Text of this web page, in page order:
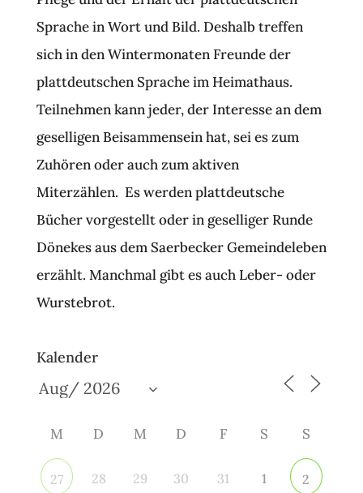
Sprache in Wort und Bild. Deshalb treffen
sich in den Wintermonaten Freunde der
plattdeutschen Sprache im Heimathaus.
Teilnehmen kann jeder, der Interesse an dem
geselligen Beisammensein hat, sei es zum
Zuhören oder auch zum aktiven
Miterzählen. Es werden plattdeutsche
Bücher vorgestellt oder in geselliger Runde
Dönekes aus dem Saerbecker Gemeindeleben
erzählt. Manchmal gibt es auch Leber- oder
Wurstebrot.
Kalender
M D M D F S S
27 28 29 30 31 1 2